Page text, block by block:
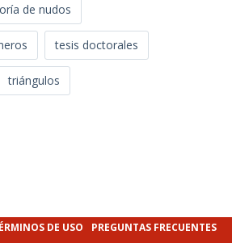
de nudos
tesis doctorales
triángulos
DE USO PREGUNTAS FRECUENTES